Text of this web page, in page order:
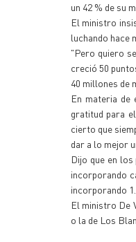
un 42 % de su
El ministro
luchando hace
"Pero quiero
creció 50
40 millones de
En materia de
gratitud para
cierto que
dar a lo mejor
Dijo que en
incorporando
incorporando
El ministro De
o la de Los